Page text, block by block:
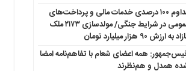
تداوم ۱۰۰ درصدی خدمات مالی و پرداخت‌های
عمومی در شرایط جنگی/ مولدسازی ۲۱۷۳ ملک
به ارزش ۹۰ هزار میلیارد تومان
همه اعضای شعام با تفاهم‌نامه امضا
همدل و هم‌نظرند